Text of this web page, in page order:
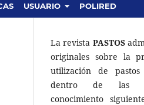
USUARIO POLIRED
La revista PASTOS
originales sobre la
utilización de
dentro de las
conocimiento